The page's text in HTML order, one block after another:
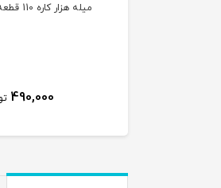
میله هزار کاره 110 قطعه
490,000